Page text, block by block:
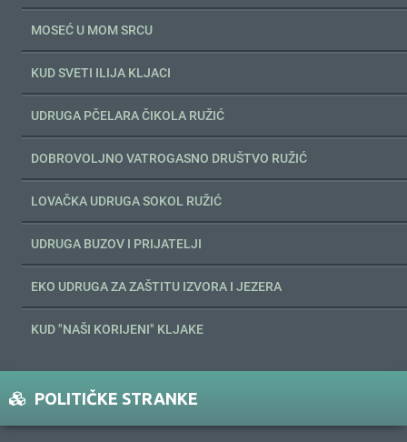
MOSEĆ U MOM SRCU
KUD SVETI ILIJA KLJACI
UDRUGA PČELARA ČIKOLA RUŽIĆ
DOBROVOLJNO VATROGASNO DRUŠTVO RUŽIĆ
LOVAČKA UDRUGA SOKOL RUŽIĆ
UDRUGA BUZOV I PRIJATELJI
EKO UDRUGA ZA ZAŠTITU IZVORA I JEZERA
KUD "NAŠI KORIJENI" KLJAKE
POLITIČKE STRANKE